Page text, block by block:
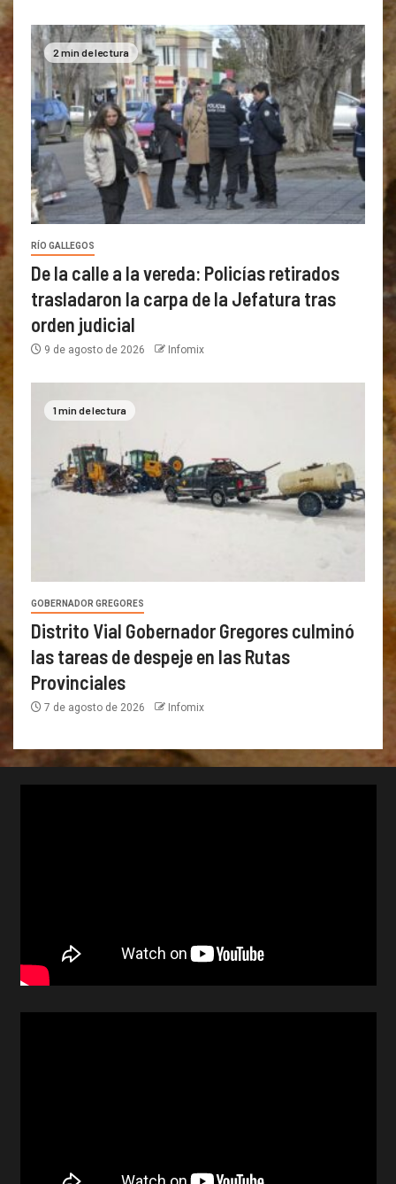
2 min de lectura
RÍO GALLEGOS
De la calle a la vereda: Policías retirados
trasladaron la carpa de la Jefatura tras
orden judicial
9 de agosto de 2026 Infomix
1 min de lectura
GOBERNADOR GREGORES
Distrito Vial Gobernador Gregores culminó
las tareas de despeje en las Rutas
Provinciales
7 de agosto de 2026 Infomix